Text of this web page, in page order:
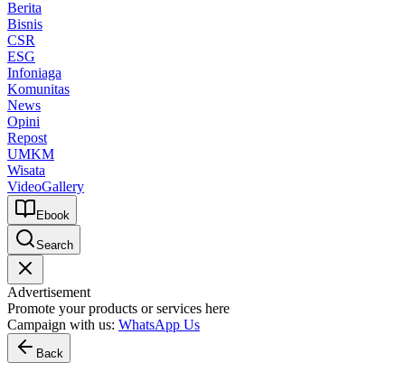
Berita
Bisnis
CSR
ESG
Infoniaga
Komunitas
News
Opini
Repost
UMKM
Wisata
VideoGallery
Ebook
Search
Advertisement
Promote your products or services here
Campaign with us: WhatsApp Us
Back